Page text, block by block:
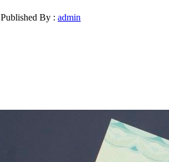
Published By : admin